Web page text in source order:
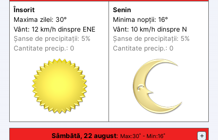
Însorit
Maxima zilei: 30°
Vânt: 12 km/h dinspre ENE
Șanse de precipitații: 5%
Cantitate precip.: 0
Senin
Minima nopții: 16°
Vânt: 10 km/h dinspre N
Șanse de precipitații: 5%
Cantitate precip.: 0
Sâmbătă, 22 august: Max:30˚ - Min:16˚ +